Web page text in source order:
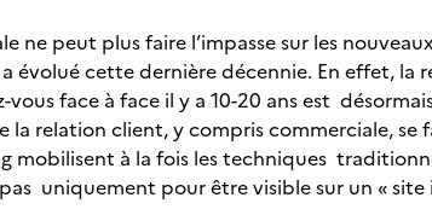
ne peut plus faire l’impasse sur les
évolué cette dernière décennie. En effet, la
vous face à face il y a 10-20 ans est
relation client, y compris commerciale, se
mobilisent à la fois les techniques
uniquement pour être visible sur un «